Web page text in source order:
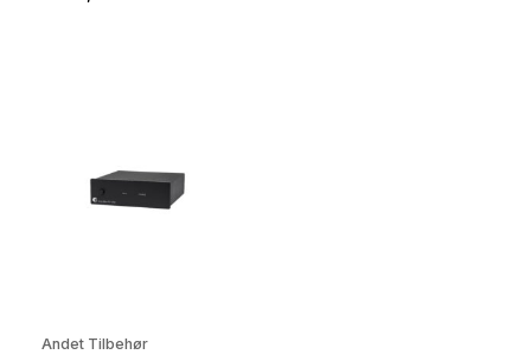
Andet Tilbehør